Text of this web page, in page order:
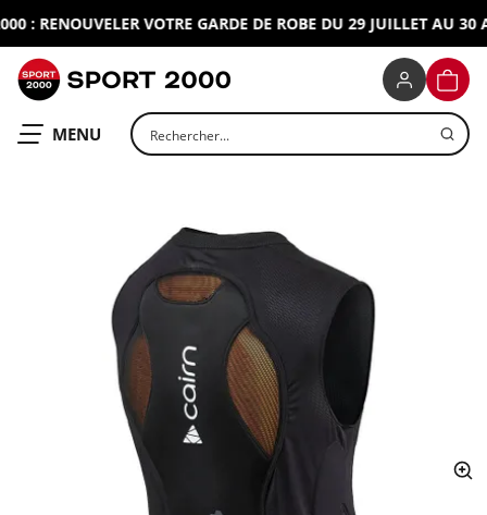
: RENOUVELER VOTRE GARDE DE ROBE DU 29 JUILLET AU 30
OUVRIR LE
MENU Rechercher un produit